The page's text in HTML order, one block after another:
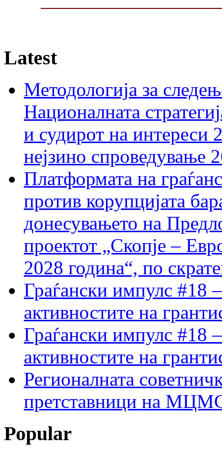
Latest
Методологија за
Националната
и судирот на интереси
нејзино спроведување
Платформата на
против корупцијата
донесувањето на
проектот „Скопје –
2028 година“, по
Граѓански импулс #18
активностите на
Граѓански импулс #18
активностите на
Регионалната
претставници на МЦМС
Popular